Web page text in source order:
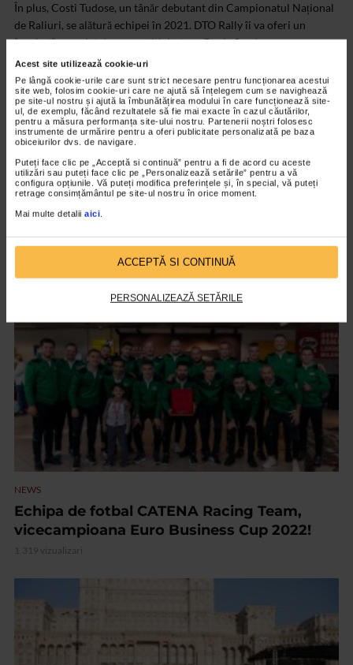
Acest site utilizează cookie-uri
Pe lângă cookie-urile care sunt strict necesare pentru funcționarea acestui
site web, folosim cookie-uri care ne ajută să înțelegem cum se navighează
pe site-ul nostru și ajută la îmbunătățirea modului în care funcționează site-
ul, de exemplu, făcând rezultatele să fie mai exacte în cazul căutărilor,
pentru a măsura performanța site-ului nostru. Partenerii noștri folosesc
instrumente de urmărire pentru a oferi publicitate personalizată pe baza
obiceiurilor dvs. de navigare.
Puteți face clic pe „Acceptă si continuă” pentru a fi de acord cu aceste
utilizări sau puteți face clic pe „Personalizează setările” pentru a vă
configura opțiunile. Vă puteți modifica preferințele și, în special, vă puteți
retrage consimțământul pe site-ul nostru în orice moment.
Mai multe detalii aici
ACCEPTĂ SI CONTINUĂ
PERSONALIZEAZĂ SETĂRILE
În plus, Costi Tudose, un tânăr debutant din Campionatul Național
de Raliuri, se alătură echipei în 2021. DTO Rally îi va oferi un
”pachet” complet de competitivitate: o Dacia Sandero cu care
pilotul se va lupta pentru un loc în fruntea Cupei Dacia, asistență
tehnică și logistică, dar și tot suportul și experiența echipei.
Și în sezonul 2021, grupul Fildas-Catena este alături de echipajele
DTO Rally Team.
CATENA susține campionii!
ARTICOLE ASEMANATOARE
NEWS
Echipa de fotbal CATENA Racing Team,
vicecampioana Euro Business Cup 2022!
1.319 vizualizari